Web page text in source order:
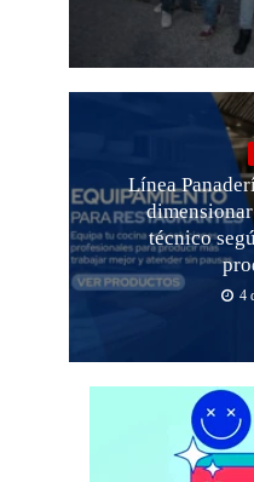
Línea
técnico
4